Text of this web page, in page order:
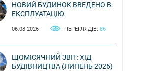
НОВИЙ БУДИНОК ВВЕДЕНО В
ЕКСПЛУАТАЦІЮ
06.08.2026 ПЕРЕГЛЯДІВ: 86
ЩОМІСЯЧНИЙ ЗВІТ: ХІД
БУДІВНИЦТВА (ЛИПЕНЬ 2026)